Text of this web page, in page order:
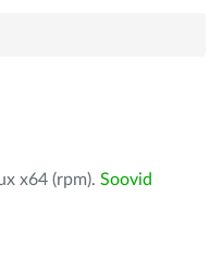
x64 (rpm). Soovid